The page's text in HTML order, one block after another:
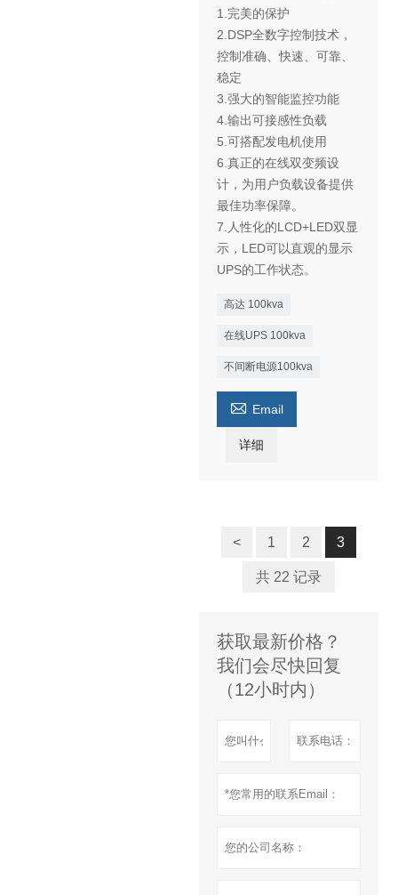
1.完美的保护
2.DSP全数字控制技术，
控制准确、快速、可靠、
稳定
3.强大的智能监控功能
4.输出可接感性负载
5.可搭配发电机使用
6.真正的在线双变频设
计，为用户负载设备提供
最佳功率保障。
7.人性化的LCD+LED双显
示，LED可以直观的显示
UPS的工作状态。
高达 100kva
在线UPS 100kva
不间断电源100kva
 Email
详细
< 1 2 3
共 22 记录
获取最新价格？
我们会尽快回复
（12小时内）